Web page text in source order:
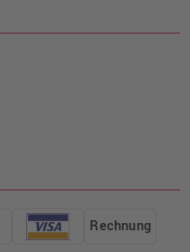
Rechnung